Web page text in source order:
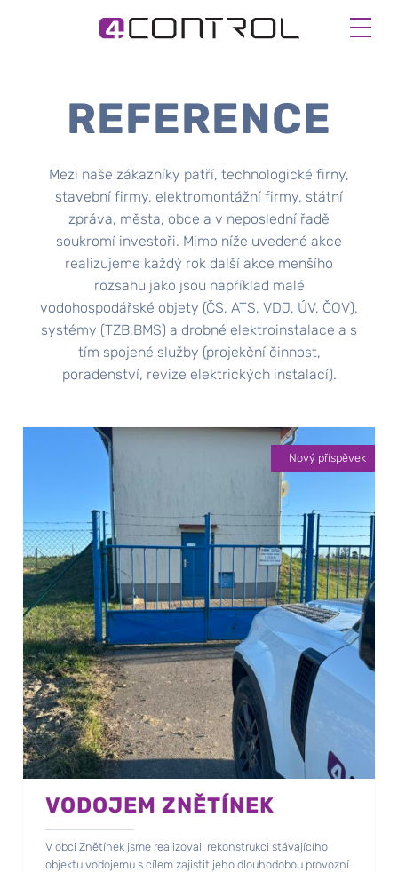
REFERENCE
Mezi naše zákazníky patří, technologické firny,
stavební firmy, elektromontážní firmy, státní
zpráva, města, obce a v neposlední řadě
soukromí investoři. Mimo níže uvedené akce
realizujeme každý rok další akce menšího
rozsahu jako jsou například malé
vodohospodářské objety (ČS, ATS, VDJ, ÚV, ČOV),
systémy (TZB,BMS) a drobné elektroinstalace a s
tím spojené služby (projekční činnost,
poradenství, revize elektrických instalací).
Nový příspěvek
VODOJEM ZNĚTÍNEK
V obci Znětínek jsme realizovali rekonstrukci stávajícího
objektu vodojemu s cílem zajistit jeho dlouhodobou provozní